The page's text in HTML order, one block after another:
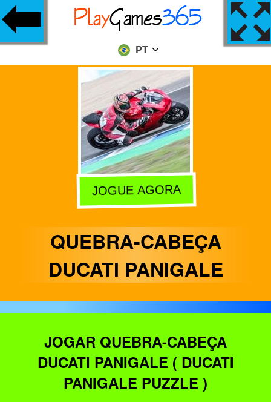
PT
JOGUE AGORA
QUEBRA-CABEÇA
DUCATI PANIGALE
JOGAR QUEBRA-CABEÇA
DUCATI PANIGALE ( DUCATI
PANIGALE PUZZLE )